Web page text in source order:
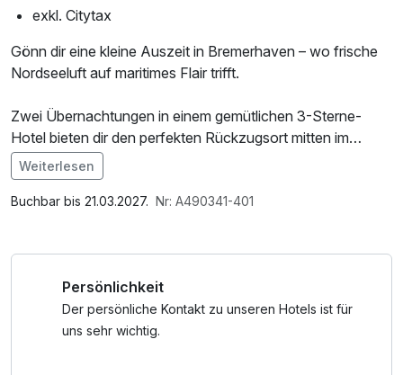
exkl. Citytax
Gönn dir eine kleine Auszeit in Bremerhaven – wo frische
Nordseeluft auf maritimes Flair trifft.
Zwei Übernachtungen in einem gemütlichen 3-Sterne-
Hotel bieten dir den perfekten Rückzugsort mitten im
Geschehen. Starte entspannt in den Tag mit einem liebevoll
angerichteten Frühstück, bevor du Hafen, Promenade und
die charmante Innenstadt erkundest.
und norddeutsche Herzlichkeit auf ganz besondere Weise.
Ein Kurztrip, der nach Meer schmeckt und lange in
Im Angebot enthalten
1 Flasche Mineralwasser, Parkplatz, W-LAN Nutzung /
Weiterlesen
Buchbar bis 21.03.2027. Nr: A490341-401
Persönlichkeit
Der persönliche Kontakt zu unseren Hotels ist für
uns sehr wichtig.